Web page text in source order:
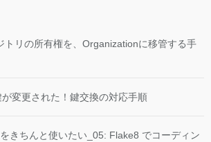
トリの所有権を、Organizationに移管する手
変更された！鍵交換の対応手順
きちんと使いたい_05: Flake8 でコーディン